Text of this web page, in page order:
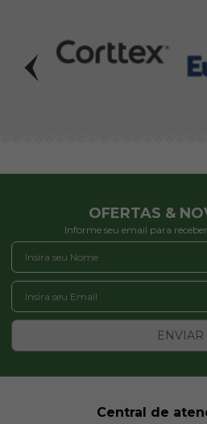
OFERTAS &
Informe seu email para
ENVIAR
Central de